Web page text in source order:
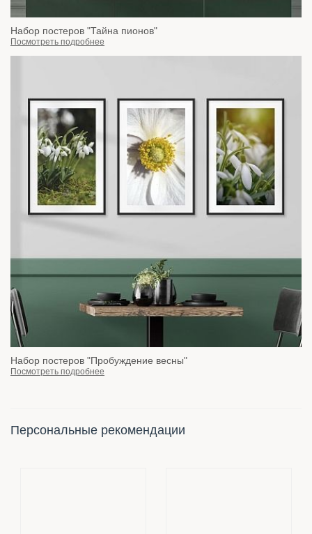
Набор постеров "Тайна пионов"
Посмотреть подробнее
Набор постеров "Пробуждение весны"
Посмотреть подробнее
Персональные рекомендации